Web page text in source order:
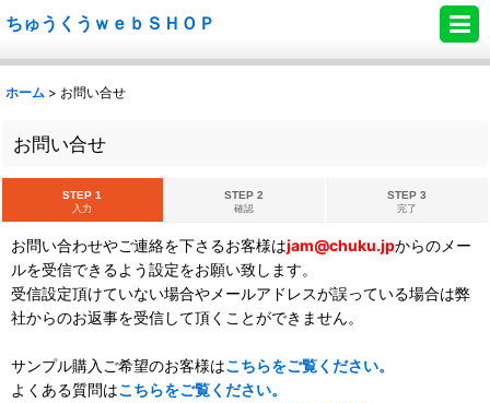
ちゅうくうｗｅｂＳＨＯＰ
ホーム > お問い合せ
お問い合せ
STEP 1
入力
STEP 2
確認
STEP 3
完了
お問い合わせやご連絡を下さるお客様はjam@chuku.jpからのメー
ルを受信できるよう設定をお願い致します。
受信設定頂けていない場合やメールアドレスが誤っている場合は弊
社からのお返事を受信して頂くことができません。
サンプル購入ご希望のお客様はこちらをご覧ください。
よくある質問はこちらをご覧ください。